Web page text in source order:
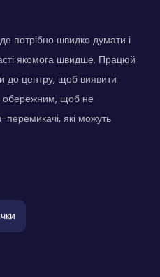
потрібно швидко думати і
якомога швидше. Працюй
до центру, щоб виявити
обережним, щоб не
які можуть